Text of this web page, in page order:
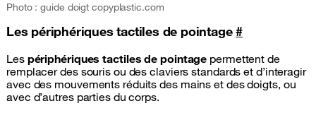
Photo : guide doigt copyplastic.com
Les périphériques tactiles de pointage#
Les périphériques tactiles de pointage permettent de
remplacer des souris ou des claviers standards et d’interagir
avec des mouvements réduits des mains et des doigts, ou
avec d’autres parties du corps.